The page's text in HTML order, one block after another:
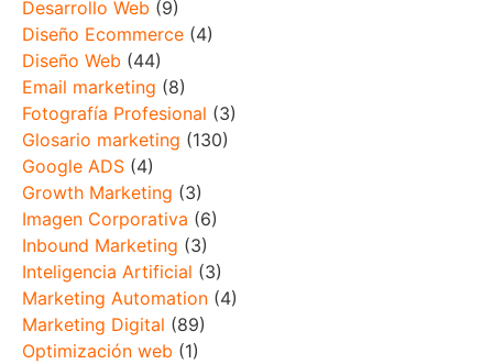
Desarrollo Web (9)
Diseño Ecommerce (4)
Diseño Web (44)
Email marketing (8)
Fotografía Profesional (3)
Glosario marketing (130)
Google ADS (4)
Growth Marketing (3)
Imagen Corporativa (6)
Inbound Marketing (3)
Inteligencia Artificial (3)
Marketing Automation (4)
Marketing Digital (89)
Optimización web (1)